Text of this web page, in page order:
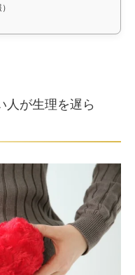
人が生理を遅ら